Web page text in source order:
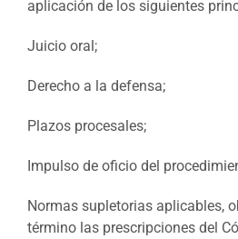
aplicación de los siguientes
Juicio oral;
Derecho a la defensa;
Plazos procesales;
Impulso de oficio del
Normas supletorias aplicables,
término las prescripciones del